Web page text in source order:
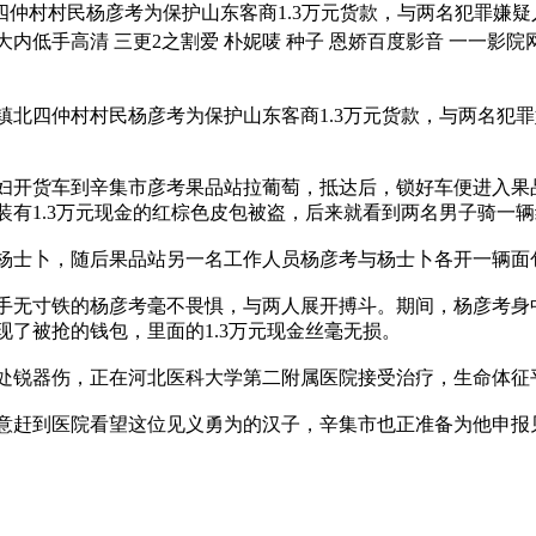
村村民杨彦考为保护山东客商1.3万元货款，与两名犯罪嫌
低手高清 三更2之割爱 朴妮唛 种子 恩娇百度影音 一一影
仲村村民杨彦考为保护山东客商1.3万元货款，与两名犯
车到辛集市彦考果品站拉葡萄，抵达后，锁好车便进入果
1.3万元现金的红棕色皮包被盗，后来就看到两名男子骑一
，随后果品站另一名工作人员杨彦考与杨士卜各开一辆面
铁的杨彦考毫不畏惧，与两人展开搏斗。期间，杨彦考身
被抢的钱包，里面的1.3万元现金丝毫无损。
伤，正在河北医科大学第二附属医院接受治疗，生命体征
医院看望这位见义勇为的汉子，辛集市也正准备为他申报